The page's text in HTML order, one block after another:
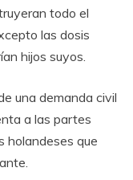
todo el
las dosis
hijos suyos.
una demanda civil
a las partes
holandeses que